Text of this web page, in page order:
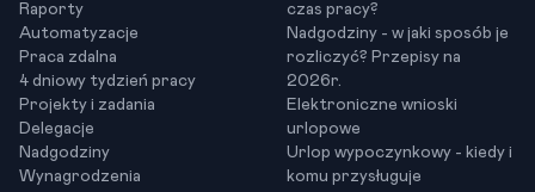
Raporty
Automatyzacje
Praca zdalna
4 dniowy tydzień pracy
Projekty i zadania
Delegacje
Nadgodziny
Wynagrodzenia
czas pracy?
Nadgodziny - w jaki sposób je
rozliczyć? Przepisy na
2026r.
Elektroniczne wnioski
urlopowe
Urlop wypoczynkowy - kiedy i
komu przysługuje